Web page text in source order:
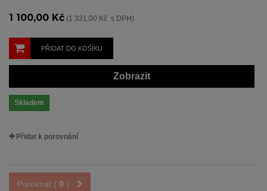
1 100,00 Kč (1 331,00 Kč s DPH)
PŘIDAT DO KOŠÍKU
Zobrazit
Skladem
Přidat k porovnání
Porovnat ( 0 )